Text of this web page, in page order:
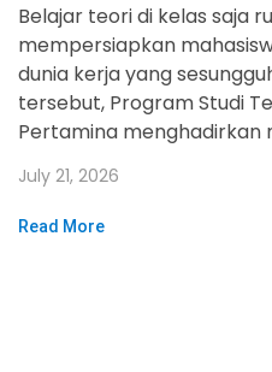
Belajar teori di kelas saja
mempersiapkan
dunia kerja yang
tersebut, Program Studi
Pertamina menghadirkan
July 21, 2026
Read More